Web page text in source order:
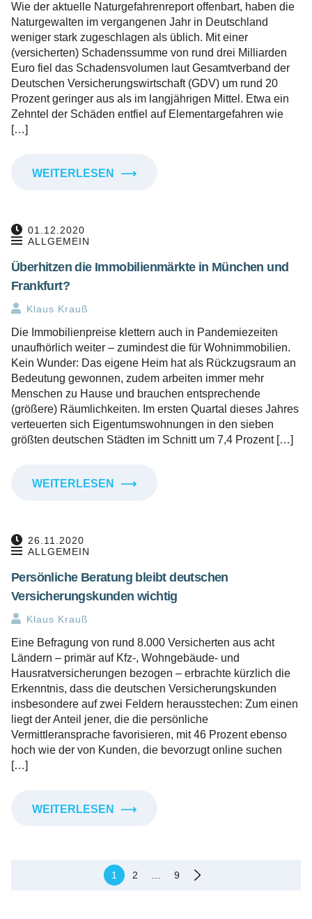
Wie der aktuelle Naturgefahrenreport offenbart, haben die
Naturgewalten im vergangenen Jahr in Deutschland
weniger stark zugeschlagen als üblich. Mit einer
(versicherten) Schadenssumme von rund drei Milliarden
Euro fiel das Schadensvolumen laut Gesamtverband der
Deutschen Versicherungswirtschaft (GDV) um rund 20
Prozent geringer aus als im langjährigen Mittel. Etwa ein
Zehntel der Schäden entfiel auf Elementargefahren wie
[…]
WEITERLESEN ⟶
01.12.2020
ALLGEMEIN
Überhitzen die Immobilienmärkte in München und
Frankfurt?
Klaus Krauß
Die Immobilienpreise klettern auch in Pandemiezeiten
unaufhörlich weiter – zumindest die für Wohnimmobilien.
Kein Wunder: Das eigene Heim hat als Rückzugsraum an
Bedeutung gewonnen, zudem arbeiten immer mehr
Menschen zu Hause und brauchen entsprechende
(größere) Räumlichkeiten. Im ersten Quartal dieses Jahres
verteuerten sich Eigentumswohnungen in den sieben
größten deutschen Städten im Schnitt um 7,4 Prozent […]
WEITERLESEN ⟶
26.11.2020
ALLGEMEIN
Persönliche Beratung bleibt deutschen
Versicherungskunden wichtig
Klaus Krauß
Eine Befragung von rund 8.000 Versicherten aus acht
Ländern – primär auf Kfz-, Wohngebäude- und
Hausratversicherungen bezogen – erbrachte kürzlich die
Erkenntnis, dass die deutschen Versicherungskunden
insbesondere auf zwei Feldern herausstechen: Zum einen
liegt der Anteil jener, die die persönliche
Vermittleransprache favorisieren, mit 46 Prozent ebenso
hoch wie der von Kunden, die bevorzugt online suchen
[…]
WEITERLESEN ⟶
Seitennummerierung
1 2 9